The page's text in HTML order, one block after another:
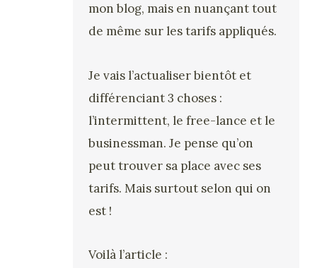
mon blog, mais en nuançant tout
de même sur les tarifs appliqués.
Je vais l’actualiser bientôt et
différenciant 3 choses :
l’intermittent, le free-lance et le
businessman. Je pense qu’on
peut trouver sa place avec ses
tarifs. Mais surtout selon qui on
est !
Voilà l’article :